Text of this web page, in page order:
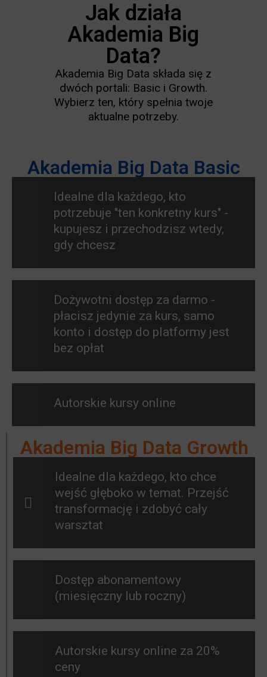
Jak działa
Akademia Big
Data?
Akademia Big Data składa się z
dwóch portali: Basic i Growth.
Wybierz ten, który spełnia twoje
aktualne potrzeby.
Akademia Big Data Basic
Idealne dla każdego, kto
potrzebuje "ten konkretny kurs" -
kupujesz i przechodzisz wtedy,
gdy chcesz
Dożywotni dostęp za darmo -
płacisz jedynie za kurs, samo
konto i dostęp do platformy jest
bez opłat
Autorskie kursy online
Akademia Big Data Growth
Idealne dla każdego, kto chce
wejść głęboko w temat. Przejść
transformację i zdobyć cały
warsztat
Dostęp abonamentowy
(miesięczny lub roczny)
Autorskie kursy online za 20%
ceny